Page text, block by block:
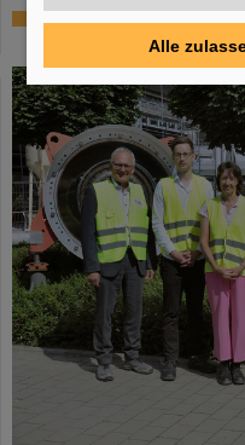
Besuch bei GSI und
Alle